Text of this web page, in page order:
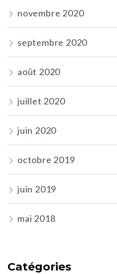
novembre 2020
septembre 2020
août 2020
juillet 2020
juin 2020
octobre 2019
juin 2019
mai 2018
Catégories